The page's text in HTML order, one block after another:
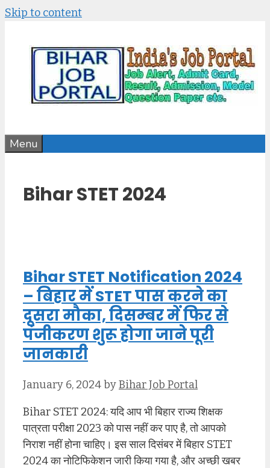
Skip to content
Menu
Bihar STET 2024
Bihar STET Notification 2024
– बिहार में STET पास करने का
दूसरा मौका, दिसम्बर में फिर से
पंजीकरण शुरू होगा जाने पूरी
जानकारी
January 6, 2024byBihar Job Portal
Bihar STET 2024: यदि आप भी बिहार राज्य शिक्षक
पात्रता परीक्षा 2023 को पास नहीं कर पाए है, तो आपको
निराश नहीं होना चाहिए। इस साल दिसंबर में बिहार STET
2024 का नोटिफिकेशन जारी किया गया है, और अच्छी खबर